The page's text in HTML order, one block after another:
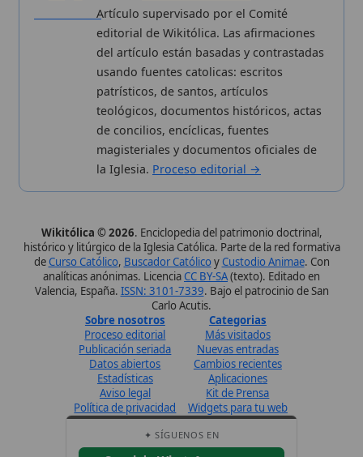
Wikitólica © 2026. Enciclopedia del patrimonio doctrinal,
histórico y litúrgico de la Iglesia Católica. Parte de la red formativa
Buscador Católico y Custodio Animae
analíticas anónimas. LicenciaCC BY-SA(texto). Editado en
Valencia, España.ISSN: 3101-7339. Bajo el patrocinio de San
Carlo Acutis.
Sobre nosotros
Proceso editorial
Publicación seriada
Datos abiertos
Estadísticas
Categorias
Más visitados
Nuevas entradas
Cambios recientes
Aplicaciones
Canal de WhatsApp
Únete · publicación regular
Perfil de Instagram
Síguenos · @wikitolica